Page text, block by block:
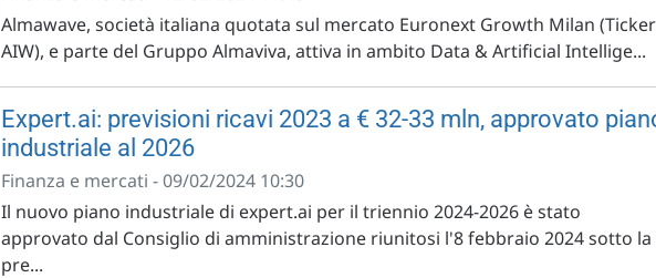
Almawave, società italiana quotata sul mercato Euronext Growth Milan
AIW), e parte del Gruppo Almaviva, attiva in ambito Data & Artificial Intellige...
Expert.ai: previsioni ricavi 2023 a € 32-33 mln, approvato
industriale al 2026
Finanza e mercati - 09/02/2024 10:30
Il nuovo piano industriale di expert.ai per il triennio 2024-2026 è stato
approvato dal Consiglio di amministrazione riunitosi l'8 febbraio 2024 sotto la
pre...